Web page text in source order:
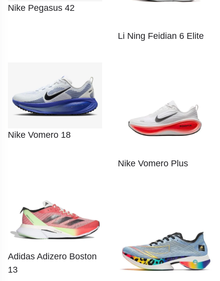
Nike Pegasus 42
Li Ning Feidian 6 Elite
Nike Vomero 18
Nike Vomero Plus
Adidas Adizero Boston
13